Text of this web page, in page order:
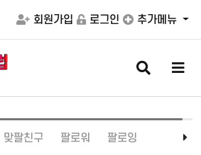
회원가입 로그인 추가메뉴
검
색
버
메
버
맞팔친구 팔로워 팔로잉